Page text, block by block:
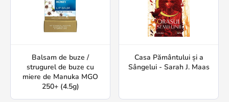
Balsam de buze /
strugurel de buze cu
miere de Manuka MGO
250+ (4.5g)
Casa Pământului și a
Sângelui - Sarah J. Maas